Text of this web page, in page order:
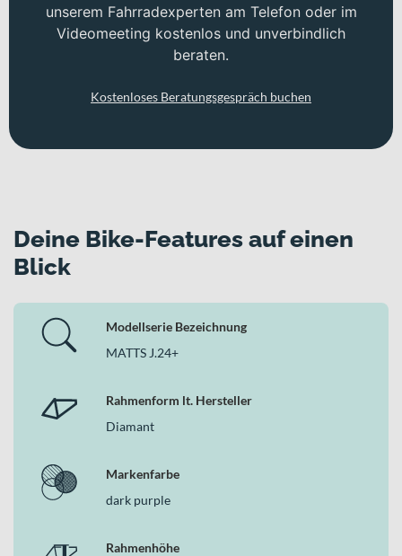
unserem Fahrradexperten am Telefon oder im
Videomeeting kostenlos und unverbindlich
beraten.
Kostenloses Beratungsgespräch buchen
Deine Bike-Features auf einen
Blick
Modellserie Bezeichnung
MATTS J.24+
Rahmenform lt. Hersteller
Diamant
Markenfarbe
dark purple
Rahmenhöhe